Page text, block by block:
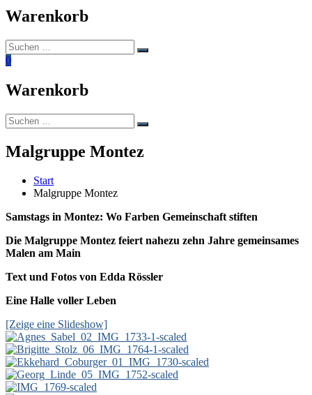
Warenkorb
Suchen
nach:
Suchen
0
Warenkorb
Suchen
nach:
Suchen
Malgruppe Montez
Start
Malgruppe Montez
Samstags in Montez: Wo Farben Gemeinschaft stiften
Die Malgruppe Montez feiert nahezu zehn Jahre gemeinsames
Malen am Main
Text und Fotos von Edda Rössler
Eine Halle voller Leben
[Zeige eine Slideshow]